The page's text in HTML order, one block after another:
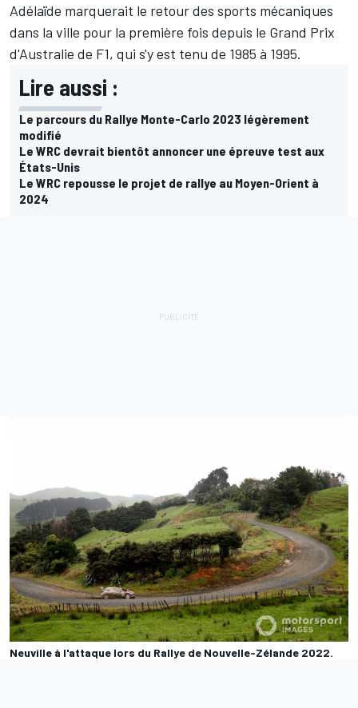
Adélaïde marquerait le retour des sports mécaniques
dans la ville pour la première fois depuis le Grand Prix
d'Australie de F1, qui s'y est tenu de 1985 à 1995.
Lire aussi :
Le parcours du Rallye Monte-Carlo 2023 légèrement
modifié
Le WRC devrait bientôt annoncer une épreuve test aux
États-Unis
Le WRC repousse le projet de rallye au Moyen-Orient à
2024
Neuville à l'attaque lors du Rallye de Nouvelle-Zélande 2022.